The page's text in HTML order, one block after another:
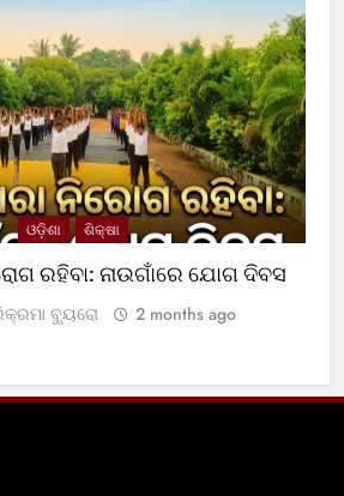
ଓଡ଼ିଶା ଶିକ୍ଷା
ରହିବା: ନାଉଗାଁରେ ଯୋଗ ଦିବସ
ବ୍ୟୁରୋ 2 months ago